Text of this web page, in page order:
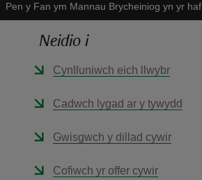
Pen y Fan ym Mannau Brycheiniog yn yr haf
Neidio i
Cynlluniwch eich llwybr
Cadwch lygad ar y tywydd
Gwisgwch y dillad cywir
Cofiwch yr offer cywir